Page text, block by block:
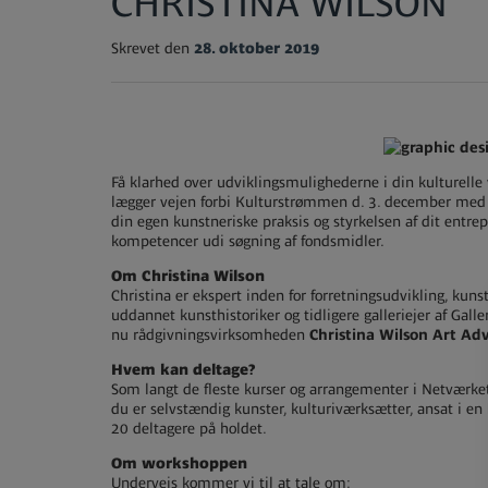
Skrevet den 28. oktober 2019
Få klarhed over udviklingsmulighederne i din
lægger vejen forbi Kulturstrømmen d. 3. december
din egen kunstneriske praksis og styrkelsen af dit
kompetencer udi søgning af fondsmidler.
Om Christina Wilson
Christina er ekspert inden for forretningsudvikling,
uddannet kunsthistoriker og tidligere galleriejer af
nu rådgivningsvirksomheden Christina Wilson Art
Hvem kan deltage?
Som langt de fleste kurser og arrangementer i
du er selvstændig kunster, kulturiværksætter, ansat i
20 deltagere på holdet.
Om workshoppen
Undervejs kommer vi til at tale om: